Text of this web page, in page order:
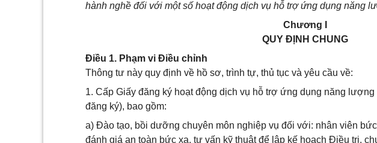
hành nghề đối với một số hoạt động dịch vụ hỗ trợ ứng dụng năng
Chương I
QUY ĐỊNH CHUNG
Điều 1. Phạm vi Điều chỉnh
Thông tư này quy định về hồ sơ, trình tự, thủ tục và yêu cầu về:
1. Cấp Giấy đăng ký hoạt động dịch vụ hỗ trợ ứng dụng năng
đăng ký), bao gồm:
a) Đào tạo, bồi dưỡng chuyên môn nghiệp vụ đối với: nhân viên
đánh giá an toàn bức xạ, tư vấn kỹ thuật để lập kế hoạch Điều trị,